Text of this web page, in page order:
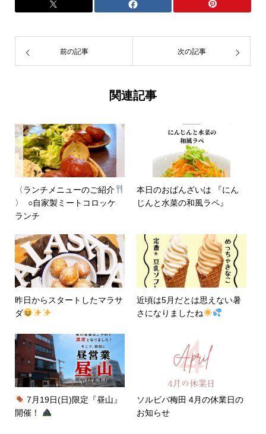
前の記事 次の記事
関連記事
〈ランチメニューのご紹介
〉 ⁡⁡ ○自家製ミートコロッケ
ランチ
本日のおばんざいは 『にん
じんと水菜の和風ラペ』
昨日からスタートしたマラサ
ダ
近頃は5月だとは思えない暑
さになりましたね
7月19日(日)限定『昼山』
開催！
ソルビバ梅田 4月の休業日の
お知らせ